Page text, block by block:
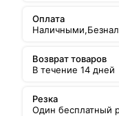
Оплата
Наличными,
Возврат товаров
В течение 14 дней
Резка
Один бесплатный